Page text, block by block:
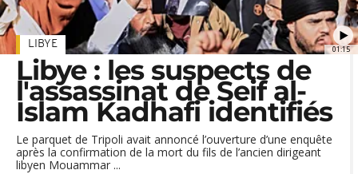
01:15
LIBYE
Libye : les suspects de
l'assassinat de Seif al-
Islam Kadhafi identifiés
Le parquet de Tripoli avait annoncé l’ouverture d’une enquête
après la confirmation de la mort du fils de l’ancien dirigeant
libyen Mouammar ...